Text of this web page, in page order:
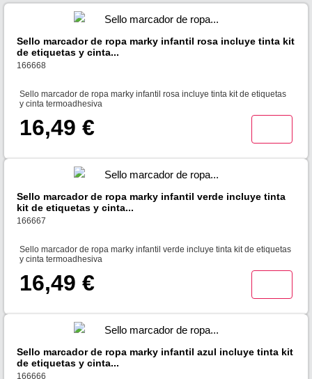
Sello marcador de ropa marky infantil rosa incluye tinta kit
de etiquetas y cinta...
166668
Sello marcador de ropa marky infantil rosa incluye tinta kit de etiquetas
y cinta termoadhesiva
16,49 €
Sello marcador de ropa marky infantil verde incluye tinta
kit de etiquetas y cinta...
166667
Sello marcador de ropa marky infantil verde incluye tinta kit de etiquetas
y cinta termoadhesiva
16,49 €
Sello marcador de ropa marky infantil azul incluye tinta kit
de etiquetas y cinta...
166666